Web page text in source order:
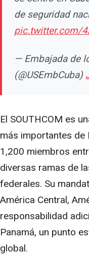
de seguridad
pic.twitter.com/
— Embajada de
(@USEmbCuba)
El SOUTHCOM es
más importantes de
1,200 miembros
diversas ramas de
federales. Su
América Central,
responsabilidad
Panamá, un punto
global.